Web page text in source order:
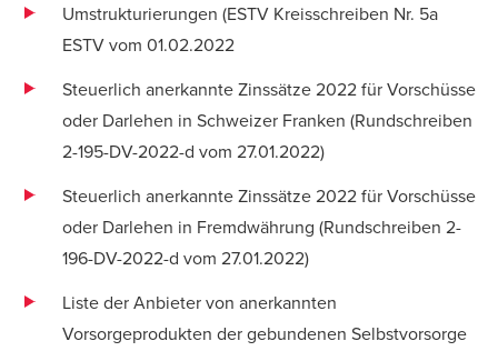
Umstrukturierungen (ESTV Kreisschreiben Nr. 5a
ESTV vom 01.02.2022
Steuerlich anerkannte Zinssätze 2022 für Vorschüsse
oder Darlehen in Schweizer Franken (Rundschreiben
2-195-DV-2022-d vom 27.01.2022)
Steuerlich anerkannte Zinssätze 2022 für Vorschüsse
oder Darlehen in Fremdwährung (Rundschreiben 2-
196-DV-2022-d vom 27.01.2022)
Liste der Anbieter von anerkannten
Vorsorgeprodukten der gebundenen Selbstvorsorge